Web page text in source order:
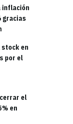
inflación
gracias
en
por el
el
en